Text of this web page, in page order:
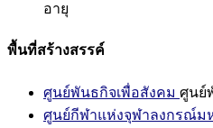
อายุ
พื้นที่สร้างสรรค์
ศูนย์พันธกิจเพื่อสังคม ศูนย์
ศูนย์กีฬาแห่งจุฬาลงกรณ์ม